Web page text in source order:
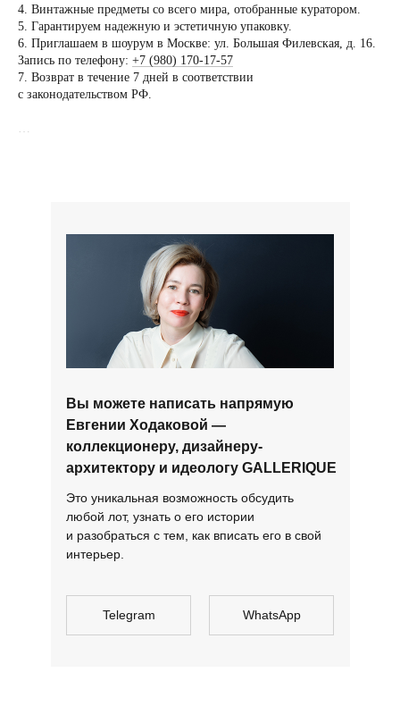
4. Винтажные предметы со всего мира, отобранные куратором.
5. Гарантируем надежную и эстетичную упаковку.
6. Приглашаем в шоурум в Москве: ул. Большая Филевская, д. 16.
Запись по телефону: +7 (980) 170-17-57
7. Возврат в течение 7 дней в соответствии
с законодательством РФ.
…
Telegram WhatsApp
Это уникальная возможность обсудить
любой лот, узнать о его истории
и разобраться с тем, как вписать его в свой
интерьер.
Вы можете написать напрямую
Евгении Ходаковой —
коллекционеру, дизайнеру-
архитектору и идеологу GALLERIQUE
Вы можете